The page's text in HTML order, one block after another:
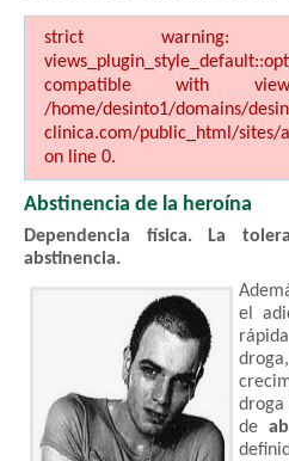
strict warning:
compatible with
/home/desinto1/domains/
clinica.com/public_html/sites/
on line 0.
Abstinencia de la heroína
Dependencia física. La
abstinencia.
el
de